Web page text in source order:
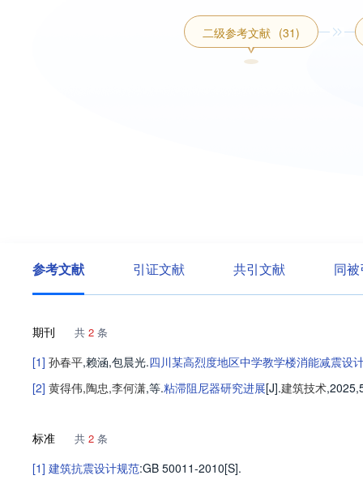
二级参考文献 (31)
参考文献 引证文献 共引文献 同
期刊 共 2 条
[1] 孙春平,赖涵,包晨光.四川某高烈度地区中学教学楼消能减震设
[2] 黄得伟,陶忠,李何潇,等.粘滞阻尼器研究进展[J].建筑技术
标准 共 2 条
[1] 建筑抗震设计规范:GB 50011-2010[S].